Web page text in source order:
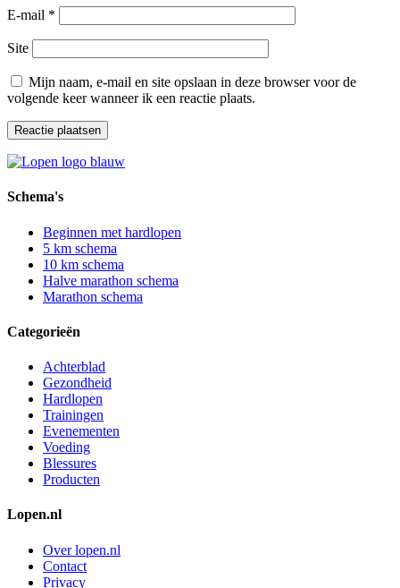
E-mail *
Site
Mijn naam, e-mail en site opslaan in deze browser voor de
volgende keer wanneer ik een reactie plaats.
Schema's
Beginnen met hardlopen
5 km schema
10 km schema
Halve marathon schema
Marathon schema
Categorieën
Achterblad
Gezondheid
Hardlopen
Trainingen
Evenementen
Voeding
Blessures
Producten
Lopen.nl
Over lopen.nl
Contact
Privacy